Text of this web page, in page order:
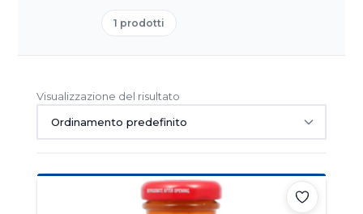
1 prodotti
Visualizzazione del risultato